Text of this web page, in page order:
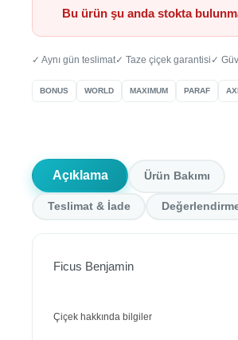
Bu ürün şu anda stokta
✓ Aynı gün teslimat✓ Taze çiçek garantisi ✓
BONUS WORLD MAXIMUM PARAF
Açıklama Ürün Bakımı
Teslimat & İade
Ficus Benjamin
Çiçek hakkında bilgiler